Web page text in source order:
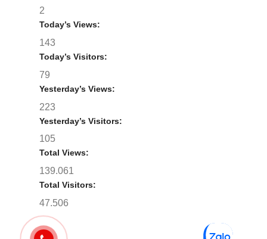
2
Today’s Views:
143
Today’s Visitors:
79
Yesterday’s Views:
223
Yesterday’s Visitors:
105
Total Views:
139.061
Total Visitors:
47.506